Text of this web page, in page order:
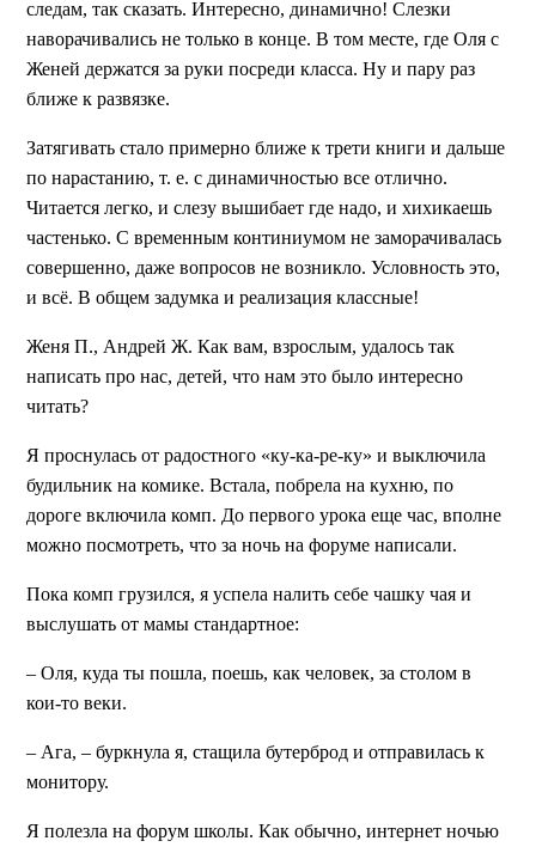
следам, так сказать. Интересно, динамично! Слезки
наворачивались не только в конце. В том месте, где Оля с
Женей держатся за руки посреди класса. Ну и пару раз
ближе к развязке.
Затягивать стало примерно ближе к трети книги и дальше
по нарастанию, т. е. с динамичностью все отлично.
Читается легко, и слезу вышибает где надо, и хихикаешь
частенько. С временным континиумом не заморачивалась
совершенно, даже вопросов не возникло. Условность это,
и всё. В общем задумка и реализация классные!
Женя П., Андрей Ж. Как вам, взрослым, удалось так
написать про нас, детей, что нам это было интересно
читать?
Я проснулась от радостного «ку-ка-ре-ку» и выключила
будильник на комике. Встала, побрела на кухню, по
дороге включила комп. До первого урока еще час, вполне
можно посмотреть, что за ночь на форуме написали.
Пока комп грузился, я успела налить себе чашку чая и
выслушать от мамы стандартное:
– Оля, куда ты пошла, поешь, как человек, за столом в
кои-то веки.
– Ага, – буркнула я, стащила бутерброд и отправилась к
монитору.
Я полезла на форум школы. Как обычно, интернет ночью